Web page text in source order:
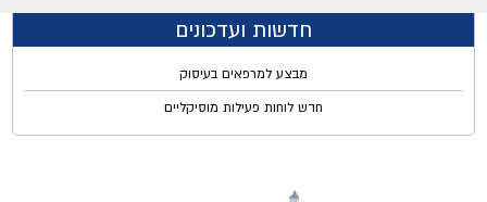
חדשות ועדכונים
מבצע למרפאים בעיסוק
חדש לוחות פעילות מוסיקליים